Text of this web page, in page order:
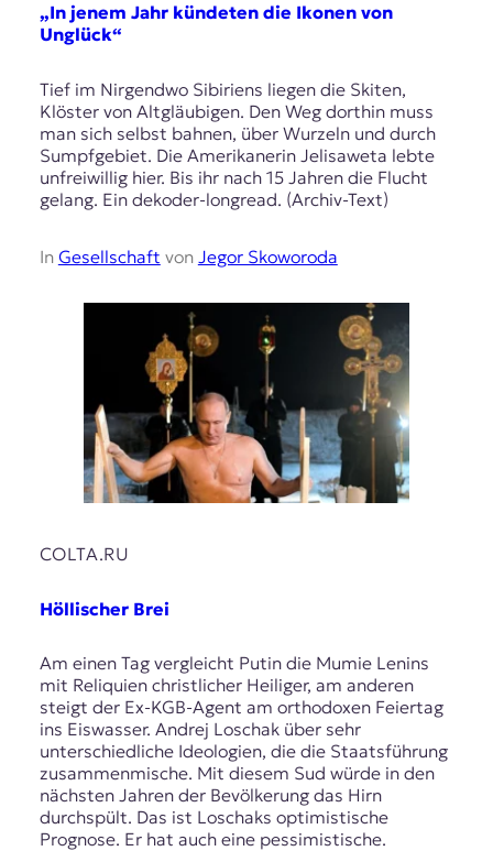
„In jenem Jahr kündeten die Ikonen von
Unglück“
Tief im Nirgendwo Sibiriens liegen die Skiten,
Klöster von Altgläubigen. Den Weg dorthin muss
man sich selbst bahnen, über Wurzeln und durch
Sumpfgebiet. Die Amerikanerin Jelisaweta lebte
unfreiwillig hier. Bis ihr nach 15 Jahren die Flucht
gelang. Ein dekoder-longread. (Archiv-Text)
In Gesellschaft von Jegor Skoworoda
COLTA.RU
Höllischer Brei
Am einen Tag vergleicht Putin die Mumie Lenins
mit Reliquien christlicher Heiliger, am anderen
steigt der Ex-KGB-Agent am orthodoxen Feiertag
ins Eiswasser. Andrej Loschak über sehr
unterschiedliche Ideologien, die die Staatsführung
zusammenmische. Mit diesem Sud würde in den
nächsten Jahren der Bevölkerung das Hirn
durchspült. Das ist Loschaks optimistische
Prognose. Er hat auch eine pessimistische.